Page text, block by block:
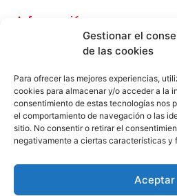
Gestionar el
de las cookies
Para ofrecer las mejores experiencias,
cookies para almacenar y/o acceder a la
consentimiento de estas tecnologías nos
el comportamiento de navegación o las
sitio. No consentir o retirar el
negativamente a ciertas características y
Aceptar
Información
Sobre Nosotros
Nuestros Servicios
Nuestros Productos
Contacta con Nosotros
Legal
Aviso Legal